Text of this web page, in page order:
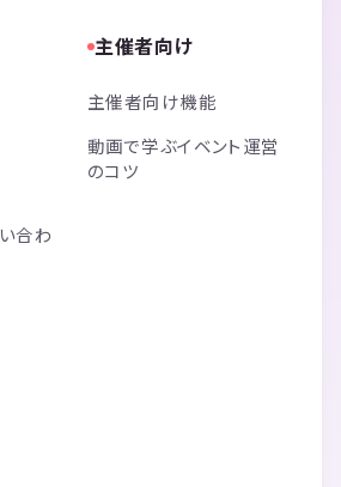
合わ
主催者向け
主催者向け機能
動画で学ぶイベント運営
のコツ